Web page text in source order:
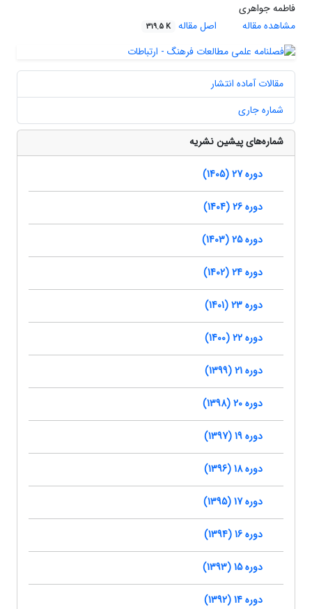
فاطمه جواهری
مشاهده مقاله
اصل مقاله 319.5 K
مقالات آماده انتشار
شماره جاری
شماره‌های پیشین نشریه
دوره 27 (1405)
دوره 26 (1404)
دوره 25 (1403)
دوره 24 (1402)
دوره 23 (1401)
دوره 22 (1400)
دوره 21 (1399)
دوره 20 (1398)
دوره 19 (1397)
دوره 18 (1396)
دوره 17 (1395)
دوره 16 (1394)
دوره 15 (1393)
دوره 14 (1392)